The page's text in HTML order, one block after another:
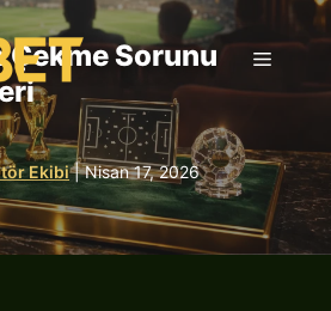
Menü
Çekme Sorunu
Ekibi| Nisan 17, 2026